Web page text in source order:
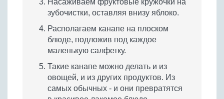
Насаживаем фруктовые кружочки на
зубочистки, оставляя внизу яблоко.
Располагаем канапе на плоском
блюде, подложив под каждое
маленькую салфетку.
Такие канапе можно делать и из
овощей, и из других продуктов. Из
самых обычных - и они превратятся